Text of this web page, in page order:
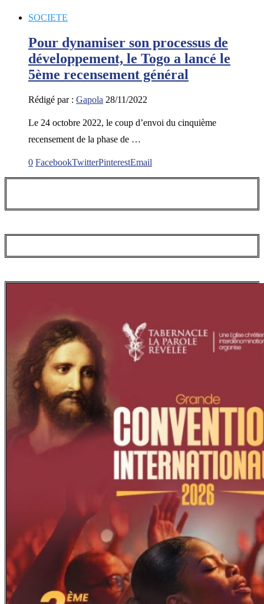
SOCIETE
Pour dynamiser son processus de
développement, le Togo a lancé le
5ème recensement général
Rédigé par : Gapola 28/11/2022
Le 24 octobre 2022, le coup d’envoi du cinquième
recensement de la phase de …
0 FacebookTwitterPinterestEmail